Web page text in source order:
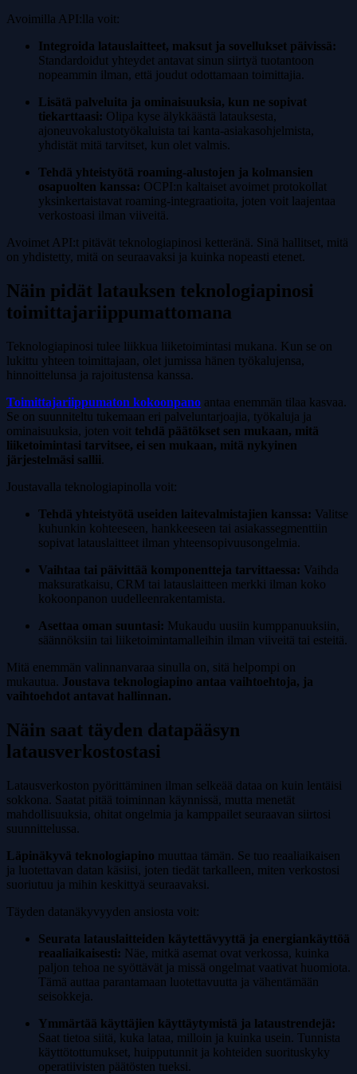
Avoimilla API:lla voit:
Integroida latauslaitteet, maksut ja sovellukset päivissä:
Standardoidut yhteydet antavat sinun siirtyä tuotantoon
nopeammin ilman, että joudut odottamaan toimittajia.
Lisätä palveluita ja ominaisuuksia, kun ne sopivat
tiekarttaasi: Olipa kyse älykkäästä latauksesta,
ajoneuvokalustotyökaluista tai kanta-asiakasohjelmista,
yhdistät mitä tarvitset, kun olet valmis.
Tehdä yhteistyötä roaming-alustojen ja kolmansien
osapuolten kanssa: OCPI:n kaltaiset avoimet protokollat
yksinkertaistavat roaming-integraatioita, joten voit laajentaa
verkostoasi ilman viiveitä.
Avoimet API:t pitävät teknologiapinosi ketteränä. Sinä hallitset, mitä
on yhdistetty, mitä on seuraavaksi ja kuinka nopeasti etenet.
Näin pidät latauksen teknologiapinosi
toimittajariippumattomana
Teknologiapinosi tulee liikkua liiketoimintasi mukana. Kun se on
lukittu yhteen toimittajaan, olet jumissa hänen työkalujensa,
hinnoittelunsa ja rajoitustensa kanssa.
Toimittajariippumaton kokoonpano antaa enemmän tilaa kasvaa.
Se on suunniteltu tukemaan eri palveluntarjoajia, työkaluja ja
ominaisuuksia, joten voit tehdä päätökset sen mukaan, mitä
liiketoimintasi tarvitsee, ei sen mukaan, mitä nykyinen
järjestelmäsi sallii.
Joustavalla teknologiapinolla voit:
Tehdä yhteistyötä useiden laitevalmistajien kanssa: Valitse
kuhunkin kohteeseen, hankkeeseen tai asiakassegmenttiin
sopivat latauslaitteet ilman yhteensopivuusongelmia.
Vaihtaa tai päivittää komponentteja tarvittaessa: Vaihda
maksuratkaisu, CRM tai latauslaitteen merkki ilman koko
kokoonpanon uudelleenrakentamista.
Asettaa oman suuntasi: Mukaudu uusiin kumppanuuksiin,
säännöksiin tai liiketoimintamalleihin ilman viiveitä tai esteitä.
Mitä enemmän valinnanvaraa sinulla on, sitä helpompi on
mukautua. Joustava teknologiapino antaa vaihtoehtoja, ja
vaihtoehdot antavat hallinnan.
Näin saat täyden datapääsyn
latausverkostostasi
Latausverkoston pyörittäminen ilman selkeää dataa on kuin lentäisi
sokkona. Saatat pitää toiminnan käynnissä, mutta menetät
mahdollisuuksia, ohitat ongelmia ja kamppailet seuraavan siirtosi
suunnittelussa.
Läpinäkyvä teknologiapino muuttaa tämän. Se tuo reaaliaikaisen
ja luotettavan datan käsiisi, joten tiedät tarkalleen, miten verkostosi
suoriutuu ja mihin keskittyä seuraavaksi.
Täyden datanäkyvyyden ansiosta voit:
Seurata latauslaitteiden käytettävyyttä ja energiankäyttöä
reaaliaikaisesti: Näe, mitkä asemat ovat verkossa, kuinka
paljon tehoa ne syöttävät ja missä ongelmat vaativat huomiota.
Tämä auttaa parantamaan luotettavuutta ja vähentämään
seisokkeja.
Ymmärtää käyttäjien käyttäytymistä ja lataustrendejä:
Saat tietoa siitä, kuka lataa, milloin ja kuinka usein. Tunnista
käyttötottumukset, huipputunnit ja kohteiden suorituskyky
operatiivisten päätösten tueksi.